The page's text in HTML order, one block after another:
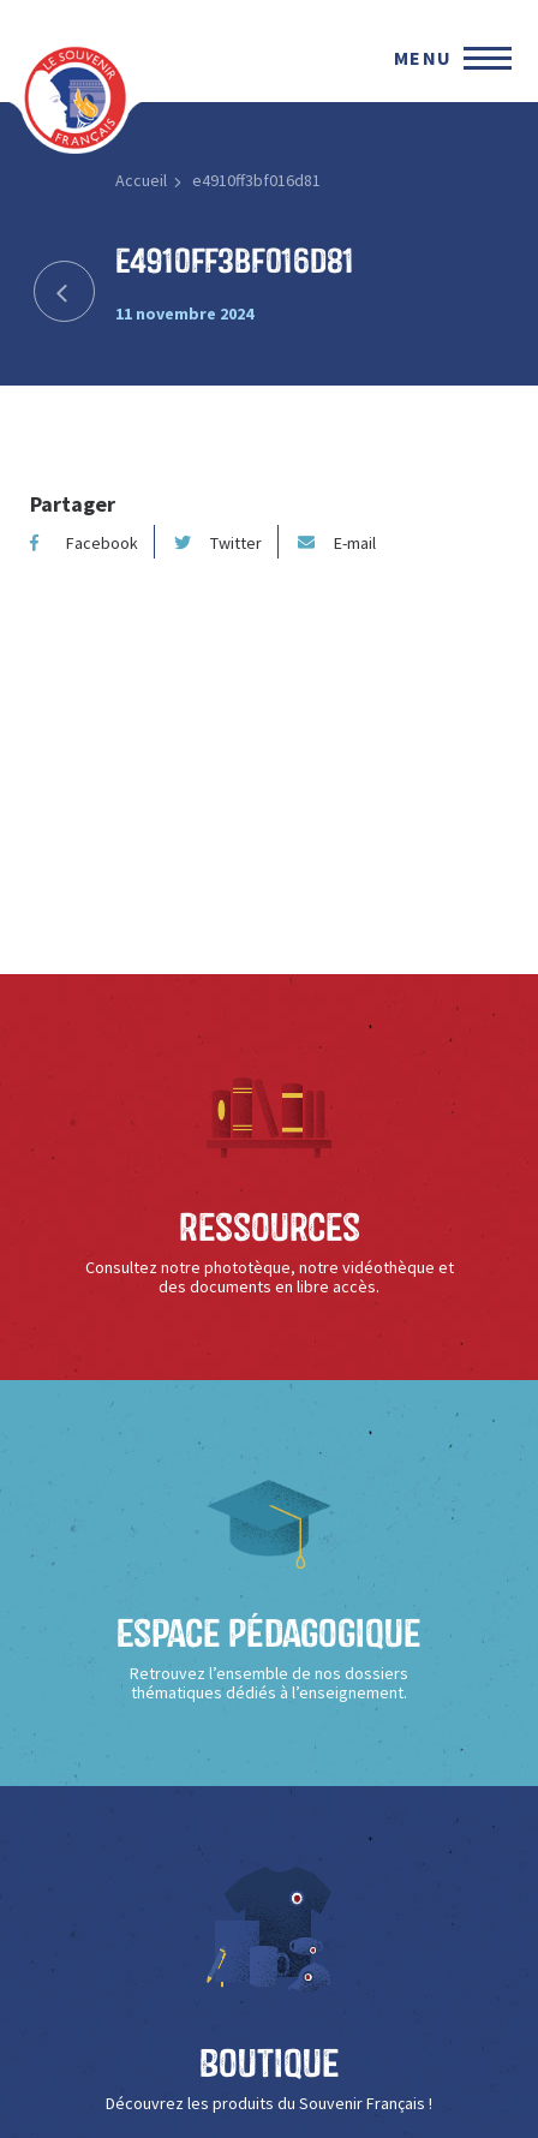
MENU
Accueil e4910ff3bf016d81
e4910ff3bf016d81
11 novembre 2024
Partager
Facebook Twitter E-mail
Ressources
Consultez notre phototèque, notre vidéothèque et
des documents en libre accès.
Espace Pédagogique
Retrouvez l’ensemble de nos dossiers
thématiques dédiés à l’enseignement.
Boutique
Découvrez les produits du Souvenir Français !